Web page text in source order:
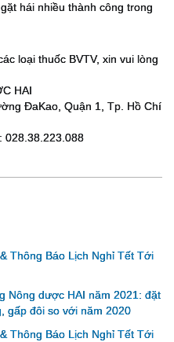
hái nhiều thành công trong
loại thuốc BVTV, xin vui lòng
HAI
ĐaKao, Quận 1, Tp. Hồ Chí
028.38.223.088
Thông Báo Lịch Nghỉ Tết Tới
Nông dược HAI năm 2021: đặt
gấp đôi so với năm 2020
Thông Báo Lịch Nghỉ Tết Tới